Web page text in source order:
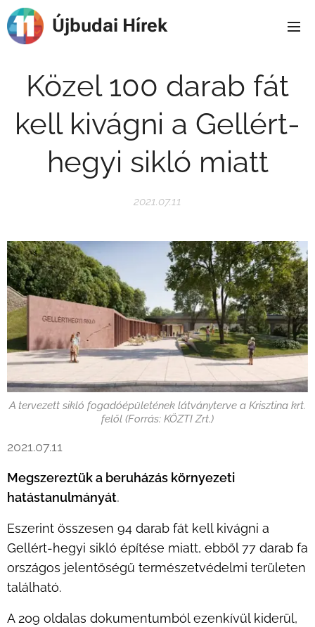
Újbudai Hírek
Közel 100 darab fát
kell kivágni a Gellért-
hegyi sikló miatt
2021.07.11
A tervezett sikló fogadóépületének látványterve a Krisztina krt.
felől (Forrás: KÖZTI Zrt.)
2021.07.11
Megszereztük a beruházás környezeti
hatástanulmányát.
Eszerint összesen 94 darab fát kell kivágni a
Gellért-hegyi sikló építése miatt, ebből 77 darab fa
országos jelentőségű természetvédelmi területen
található.
A 209 oldalas dokumentumból ezenkívül kiderül,